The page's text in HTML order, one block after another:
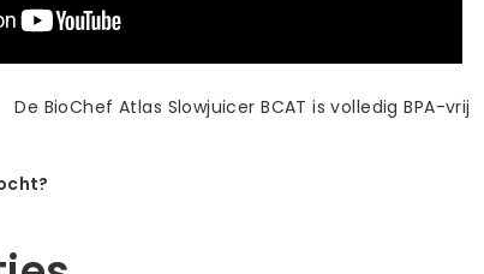
De BioChef Atlas Slowjuicer BCAT is volledig BPA-vrij